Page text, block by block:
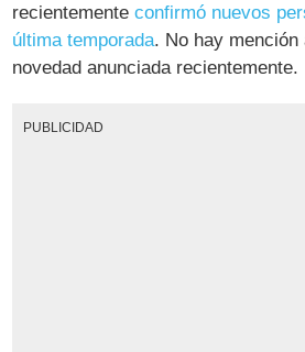
recientementeconfirmó nuevos
última temporada. No hay mención
novedad anunciada recientemente.
PUBLICIDAD